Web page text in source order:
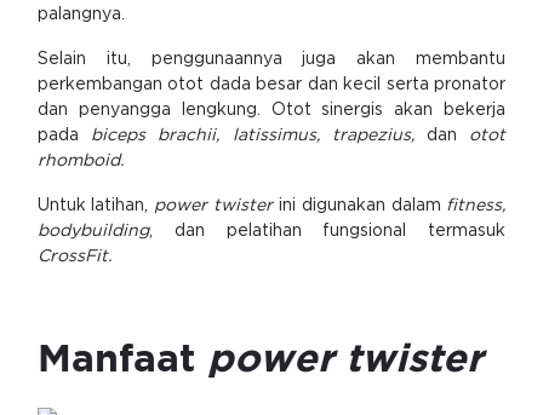
palangnya.
Selain itu, penggunaannya juga akan membantu
perkembangan otot dada besar dan kecil serta pronator
dan penyangga lengkung. Otot sinergis akan bekerja
pada biceps brachii, latissimus, trapezius, dan otot
rhomboid.
Untuk latihan, power twister ini digunakan dalam fitness,
bodybuilding, dan pelatihan fungsional termasuk
CrossFit.
Manfaat power twister